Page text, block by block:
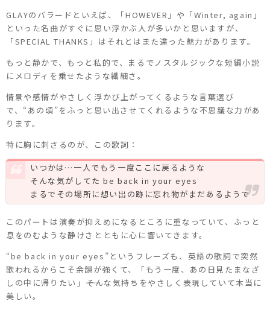
GLAYのバラードといえば、「HOWEVER」や「Winter, again」
といった名曲がすぐに思い浮かぶ人が多いかと思いますが、
「SPECIAL THANKS」はそれとはまた違った魅力があります。
もっと静かで、もっと私的で、まるでノスタルジックな短編小説
にメロディを乗せたような繊細さ。
情景や感情がやさしく浮かび上がってくるような言葉選び
で、“あの頃”をふっと思い出させてくれるような不思議な力があ
ります。
特に胸に刺さるのが、この歌詞：
いつかは…一人でもう一度ここに戻るような
そんな気がしてた be back in your eyes
まるでその場所に想い出の跡に忘れ物がまだあるようで
このパートは演奏が抑えめになるところに重なっていて、ふっと
息をのむような静けさとともに心に響いてきます。
“be back in your eyes”というフレーズも、英語の歌詞で突然
歌われるからこそ余韻が強くて、「もう一度、あの日見たまなざ
しの中に帰りたい」――そんな気持ちをやさしく表現していて本当に
美しい。